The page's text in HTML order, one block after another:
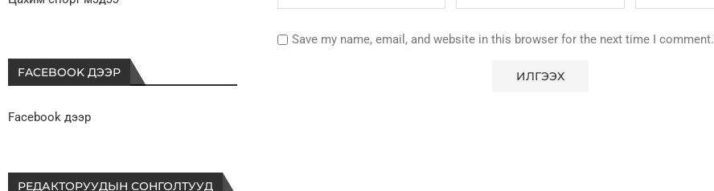
Save my name, email, and website in this browser for the next time I comment.
FACEBOOK ДЭЭР
Facebook дээр
РЕДАКТОРУУДЫН СОНГОЛТУУД